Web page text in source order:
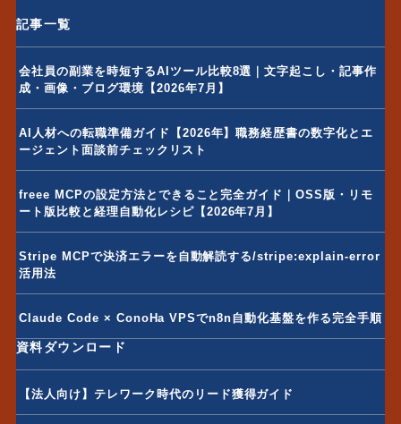
記事一覧
会社員の副業を時短するAIツール比較8選｜文字起こし・記事作
成・画像・ブログ環境【2026年7月】
AI人材への転職準備ガイド【2026年】職務経歴書の数字化とエ
ージェント面談前チェックリスト
freee MCPの設定方法とできること完全ガイド｜OSS版・リモ
ート版比較と経理自動化レシピ【2026年7月】
Stripe MCPで決済エラーを自動解読する/stripe:explain-error
活用法
Claude Code × ConoHa VPSでn8n自動化基盤を作る完全手順
資料ダウンロード
【法人向け】テレワーク時代のリード獲得ガイド